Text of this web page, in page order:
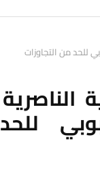
للحد من التجاوزات